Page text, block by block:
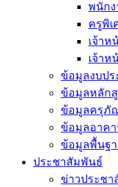
พนักง
ครูพิเ
เจ้าห
เจ้าห
ข้อมูลงบปร
ข้อมูลหลักสู
ข้อมูลครุภั
ข้อมูลอาค
ข้อมูลพื้นฐ
ประชาสัมพันธ์
ข่าวประช